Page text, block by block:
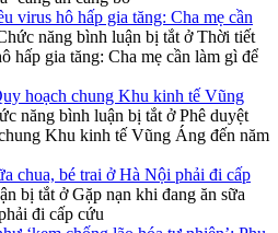
virus hô hấp gia tăng: Cha mẹ cần
năng bình luận bị tắt ở Thời tiết
hấp gia tăng: Cha mẹ cần làm gì để
hoạch chung Khu kinh tế Vũng
năng bình luận bị tắt ở Phê duyệt
Khu kinh tế Vũng Áng đến năm
chua, bé trai ở Hà Nội phải đi cấp
bị tắt ở Gặp nạn khi đang ăn sữa
đi cấp cứu